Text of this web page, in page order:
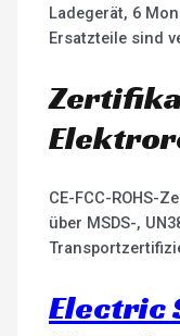
Ladegerät, 6
Ersatzteile sind
CE-FCC-ROHS-
über MSDS-,
Electric